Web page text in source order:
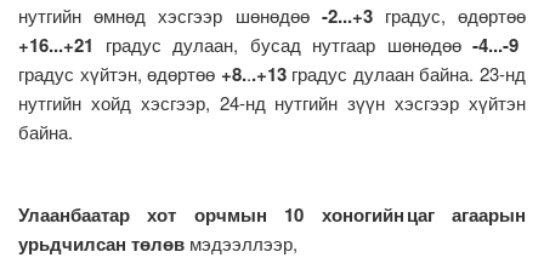
нутгийн өмнөд хэсгээр шөнөдөө -2...+3градус, өдөртөө
+16...+21 градус дулаан, бусад нутгаар шөнөдөө-4...-9
градус хүйтэн, өдөртөө +8...+13градус дулаан байна. 23-нд
нутгийн хойд хэсгээр, 24-нд нутгийн зүүн хэсгээр хүйтэн
байна.
Улаанбаатар хот орчмын 10 хоногийн цаг агаарын
урьдчилсан төлөв мэдээллээр,